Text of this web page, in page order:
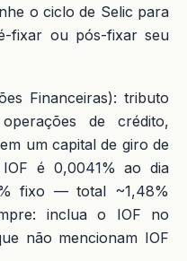
o ciclo de Selic para
fixar ou pós-fixar seu
Financeiras): tributo
de crédito,
um capital de giro de
é 0,0041% ao dia
fixo — total ~1,48%
inclua o IOF no
não mencionam IOF